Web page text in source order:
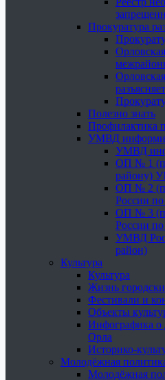
Прокуратура
разъясняет
Полезно знать
Профилактика
УМВД
УМВД
ОП № 1
району)
ОП № 2
России
ОП № 3
России
УМВД
район)
Культура
Культура
Жизнь
Фестивали и
Объекты
Инфографика о
Орла
Историко-
Молодёжная
Молодёжная